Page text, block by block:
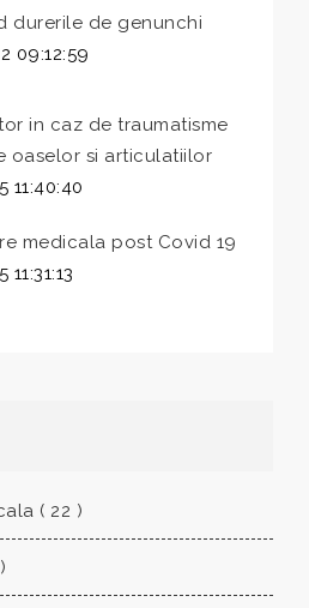
durerile de genunchi
09:12:59
in caz de traumatisme
oaselor si articulatiilor
11:40:40
medicala post Covid 19
( 22 )